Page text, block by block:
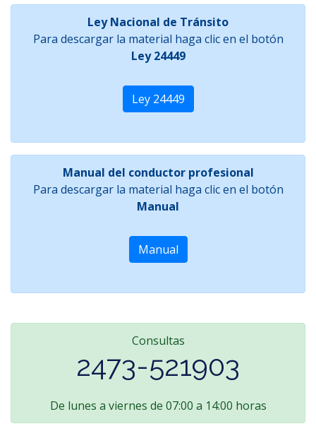
Ley Nacional de Tránsito
Para descargar la material haga clic en el botón
Ley 24449
Ley 24449
Manual del conductor profesional
Para descargar la material haga clic en el botón
Manual
Manual
Consultas
2473-521903
De lunes a viernes de 07:00 a 14:00 horas